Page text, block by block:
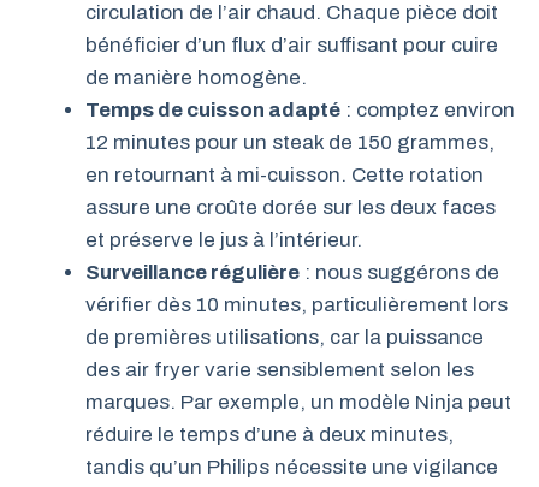
circulation de l’air chaud. Chaque pièce doit
bénéficier d’un flux d’air suffisant pour cuire
de manière homogène.
Temps de cuisson adapté : comptez environ
12 minutes pour un steak de 150 grammes,
en retournant à mi-cuisson. Cette rotation
assure une croûte dorée sur les deux faces
et préserve le jus à l’intérieur.
Surveillance régulière : nous suggérons de
vérifier dès 10 minutes, particulièrement lors
de premières utilisations, car la puissance
des air fryer varie sensiblement selon les
marques. Par exemple, un modèle Ninja peut
réduire le temps d’une à deux minutes,
tandis qu’un Philips nécessite une vigilance